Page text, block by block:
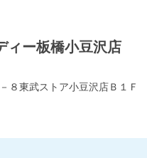
ィー板橋小豆沢店
８東武ストア小豆沢店Ｂ１Ｆ